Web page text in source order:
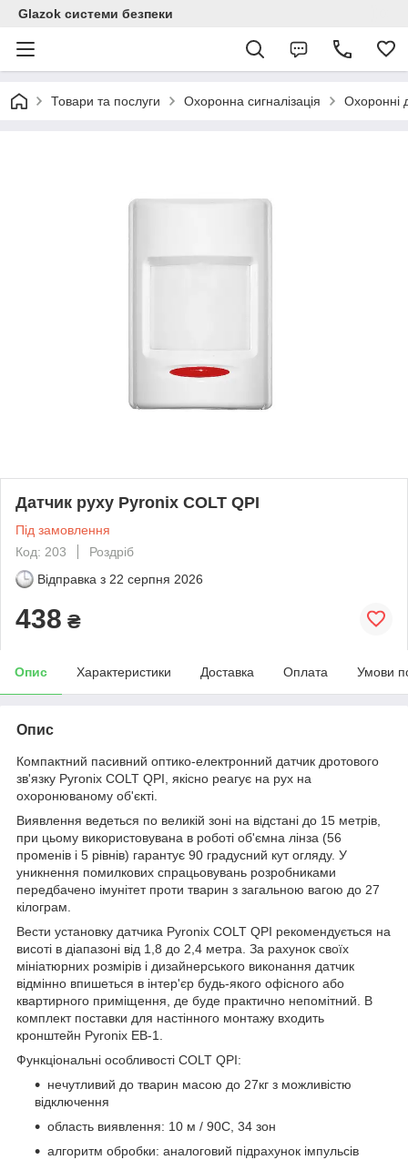
Glazok системи безпеки
Товари та послуги Охоронна сигналізація Охоронні
Датчик руху Pyronix COLT QPI
Під замовлення
Код: 203
Роздріб
Відправка з 22 серпня 2026
438 ₴
Опис Характеристики Доставка Оплата Умови
Опис
Компактний пасивний оптико-електронний датчик дротового
зв'язку Pyronix COLT QPI, якісно реагує на рух на
охоронюваному об'єкті.
Виявлення ведеться по великій зоні на відстані до 15 метрів,
при цьому використовувана в роботі об'ємна лінза (56
променів і 5 рівнів) гарантує 90 градусний кут огляду. У
уникнення помилкових спрацьовувань розробниками
передбачено імунітет проти тварин з загальною вагою до 27
кілограм.
Вести установку датчика Pyronix COLT QPI рекомендується на
висоті в діапазоні від 1,8 до 2,4 метра. За рахунок своїх
мініатюрних розмірів і дизайнерського виконання датчик
відмінно впишеться в інтер'єр будь-якого офісного або
квартирного приміщення, де буде практично непомітний. В
комплект поставки для настінного монтажу входить
кронштейн Pyronix EB-1.
Функціональні особливості COLT QPI:
нечутливий до тварин масою до 27кг з можливістю
відключення
область виявлення: 10 м / 90С, 34 зон
алгоритм обробки: аналоговий підрахунок імпульсів